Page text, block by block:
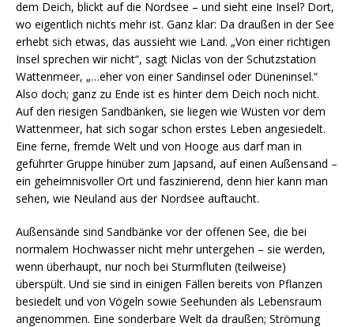
dem Deich, blickt auf die Nordsee – und sieht eine Insel? Dort,
wo eigentlich nichts mehr ist. Ganz klar: Da draußen in der See
erhebt sich etwas, das aussieht wie Land. „Von einer richtigen
Insel sprechen wir nicht“, sagt Niclas von der Schutzstation
Wattenmeer, „…eher von einer Sandinsel oder Düneninsel.“
Also doch; ganz zu Ende ist es hinter dem Deich noch nicht.
Auf den riesigen Sandbänken, sie liegen wie Wüsten vor dem
Wattenmeer, hat sich sogar schon erstes Leben angesiedelt.
Eine ferne, fremde Welt und von Hooge aus darf man in
geführter Gruppe hinüber zum Japsand, auf einen Außensand –
ein geheimnisvoller Ort und faszinierend, denn hier kann man
sehen, wie Neuland aus der Nordsee auftaucht.
Außensände sind Sandbänke vor der offenen See, die bei
normalem Hochwasser nicht mehr untergehen – sie werden,
wenn überhaupt, nur noch bei Sturmfluten (teilweise)
überspült. Und sie sind in einigen Fällen bereits von Pflanzen
besiedelt und von Vögeln sowie Seehunden als Lebensraum
angenommen. Eine sonderbare Welt da draußen; Strömung